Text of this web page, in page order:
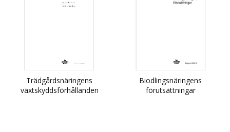
Trädgårdsnäringens
växtskyddsförhållanden
Biodlingsnäringens
förutsättningar